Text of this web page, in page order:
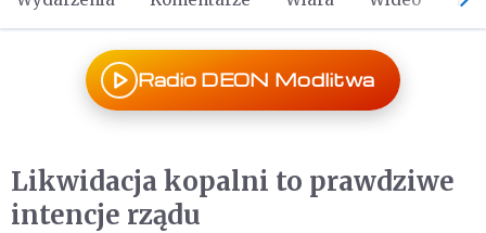
Radio DEON Modlitwa
Likwidacja kopalni to prawdziwe
intencje rządu